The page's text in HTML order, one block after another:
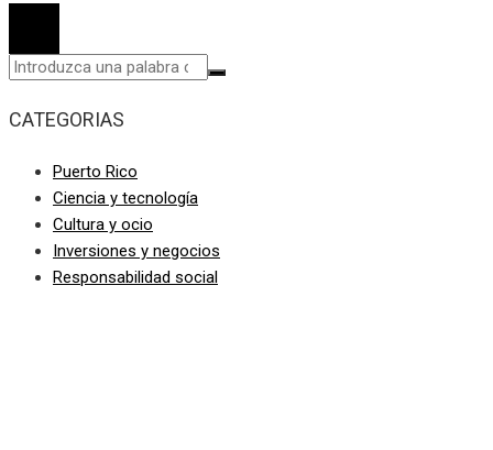
CATEGORIAS
Puerto Rico
Ciencia y tecnología
Cultura y ocio
Inversiones y negocios
Responsabilidad social